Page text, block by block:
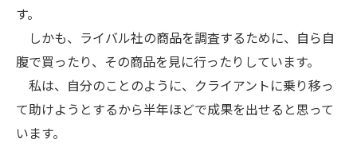
す。
しかも、ライバル社の商品を調査するために、自ら自
腹で買ったり、その商品を見に行ったりしています。
私は、自分のことのように、クライアントに乗り移っ
て助けようとするから半年ほどで成果を出せると思って
います。